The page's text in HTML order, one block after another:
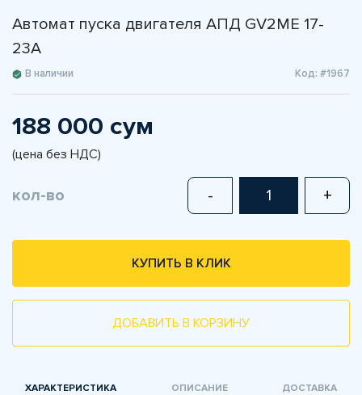
Автомат пуска двигателя АПД GV2ME 17-
23A
В наличии Код: #1967
188 000 сум
(цена без НДС)
кол-во - +
КУПИТЬ В КЛИК
ДОБАВИТЬ В КОРЗИНУ
ХАРАКТЕРИСТИКА ОПИСАНИЕ ДОСТАВКА